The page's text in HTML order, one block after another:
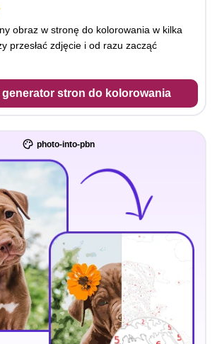
obraz w stronę do kolorowania w kilka
przesłać zdjęcie i od razu zacząć
stron do kolorowania
photo-into-pbn